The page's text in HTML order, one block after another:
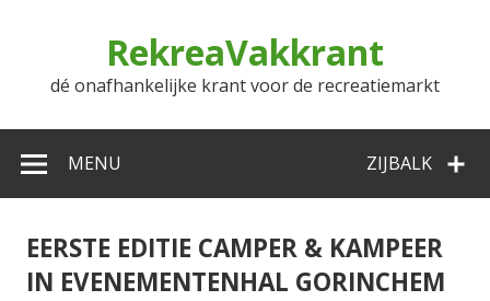
RekreaVakkrant
dé onafhankelijke krant voor de recreatiemarkt
ZIJBALK
MENU
EERSTE EDITIE CAMPER & KAMPEER
IN EVENEMENTENHAL GORINCHEM